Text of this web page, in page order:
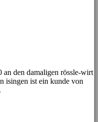
an den damaligen rössle-wirt
isingen ist ein kunde von